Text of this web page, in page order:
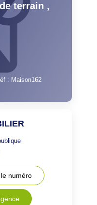
terrain ,
: Maison162
le numéro